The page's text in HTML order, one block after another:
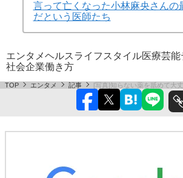
言って亡くなった小林麻央さんの
だという医師たち
エンタメヘルスライフスタイル医療芸能
社会企業働き方
TOP エンタメ 記事 [写真]知らない薬を舐めて大